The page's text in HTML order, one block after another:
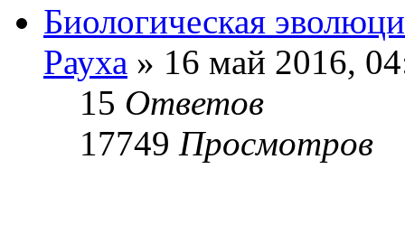
Биологическая
Рауха » 16 май 2016,
15 Ответов
17749 Просмотров